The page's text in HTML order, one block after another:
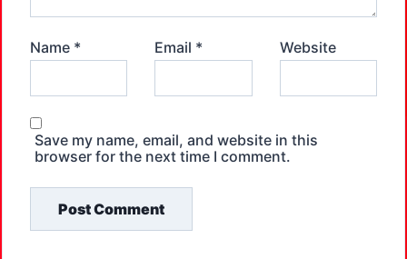
Name * Email * Website
Save my name, email, and website in this
browser for the next time I comment.